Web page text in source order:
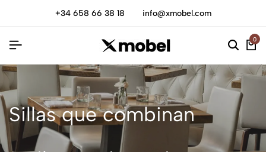
+34 658 66 38 18 info@xmobel.com
0
Sillas que combinan